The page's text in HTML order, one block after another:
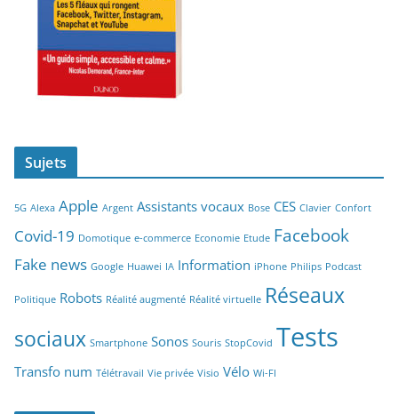
Sujets
5G Alexa Apple Argent Assistants vocaux Bose CES Clavier Confort
Covid-19 Domotique e-commerce Economie Etude Facebook
Fake news Google Huawei IA Information iPhone Philips Podcast
Politique Robots Réalité augmenté Réalité virtuelle Réseaux
sociaux Smartphone Sonos Souris StopCovid Tests
Transfo num Télétravail Vie privée Visio Vélo Wi-FI